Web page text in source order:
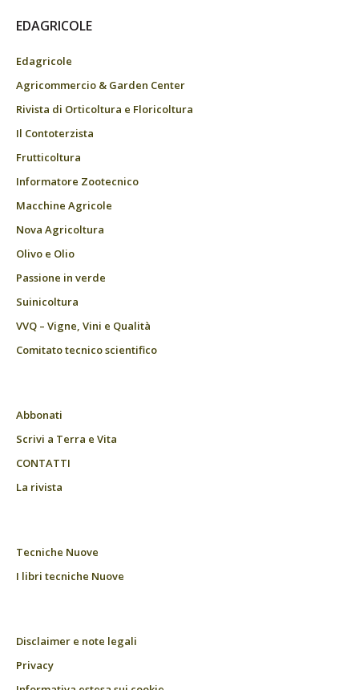
EDAGRICOLE
Edagricole
Agricommercio & Garden Center
Rivista di Orticoltura e Floricoltura
Il Contoterzista
Frutticoltura
Informatore Zootecnico
Macchine Agricole
Nova Agricoltura
Olivo e Olio
Passione in verde
Suinicoltura
VVQ – Vigne, Vini e Qualità
Comitato tecnico scientifico
Abbonati
Scrivi a Terra e Vita
CONTATTI
La rivista
Tecniche Nuove
I libri tecniche Nuove
Disclaimer e note legali
Privacy